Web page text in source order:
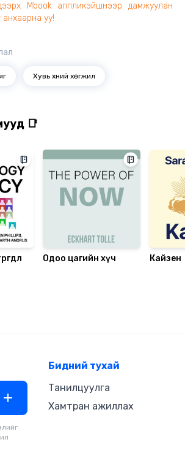
Mbook аппликэйшнээр дамжуулан
уу!
Хувь хүний хөгжил
📑
Одоо цагийн хүч Кайзен
Бидний тухай
Танилцуулга
Хамтран ажиллах